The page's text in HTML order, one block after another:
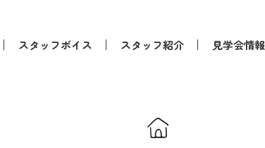
スタッフボイス スタッフ紹介 見学会情報